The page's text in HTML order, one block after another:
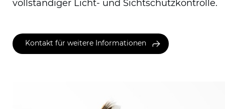
vollständiger Licht- und Sichtschutzkontrolle.
Kontakt für weitere Informationen